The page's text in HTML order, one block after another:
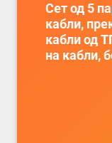
Сет од 5
кабли,
кабли од
на кабли,